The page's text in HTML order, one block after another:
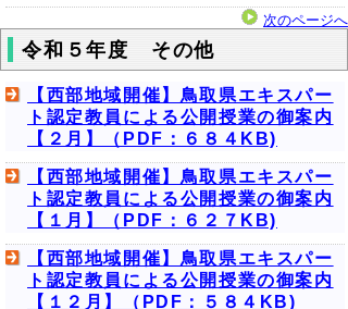
次のページへ
令和５年度 その他
【西部地域開催】鳥取県エキスパー
ト認定教員による公開授業の御案内
【２月】（PDF：６８４KB)
【西部地域開催】鳥取県エキスパー
ト認定教員による公開授業の御案内
【１月】（PDF：６２７KB)
【西部地域開催】鳥取県エキスパー
ト認定教員による公開授業の御案内
【１２月】（PDF：５８４KB)